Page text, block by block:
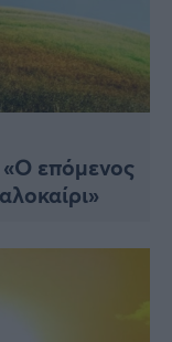
επόμενος